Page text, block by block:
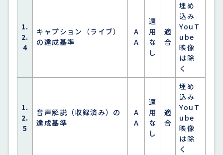
1.
2.
4
キャプション（ライブ）
の達成基準
A
A
適
用
な
し
適
合
埋め
込み
YouT
ube
映像
は除
く
1.
2.
5
音声解説（収録済み）の
達成基準
A
A
適
用
な
し
適
合
埋め
込み
YouT
ube
映像
は除
く